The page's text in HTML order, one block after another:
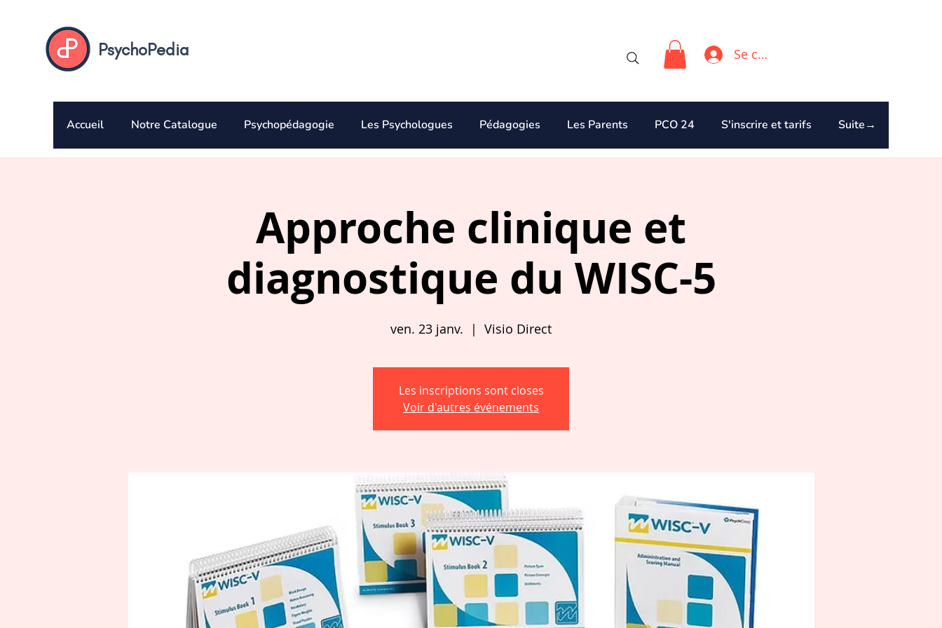
PsychoPedia Se connecter
Accueil Notre Catalogue Psychopédagogie Les Psychologues Pédagogies Les Parents PCO 24 S'inscrire et tarifs Suite→
Approche clinique et
diagnostique du WISC-5
ven. 23 janv.
  |
Visio Direct
Les inscriptions sont closes
Voir d'autres événements